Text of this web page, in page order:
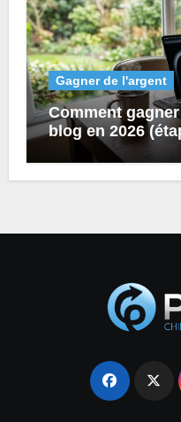
Gagner de l'argent
Comment
blog en 2026